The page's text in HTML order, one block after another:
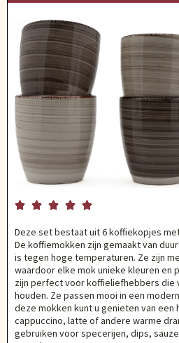
    
Deze set bestaat uit 6 koffiekopjes
De koffiemokken zijn gemaakt van
is tegen hoge temperaturen. Ze zijn
waardoor elke mok unieke kleuren en
zijn perfect voor koffieliefhebbers die
houden. Ze passen mooi in een
deze mokken kunt u genieten van
cappuccino, latte of andere warme
gebruiken voor specerijen, dips,